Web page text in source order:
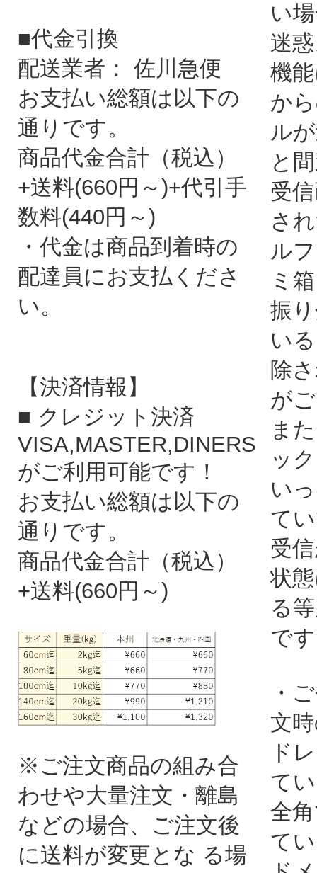
■代金引換
配送業者： 佐川急便
お支払い総額は以下の
通りです。
商品代金合計（税込）
+送料(660円～)+代引手
数料(440円～)
・代金は商品到着時の
配達員にお支払くださ
い。
【決済情報】
■ クレジット決済
VISA,MASTER,DINERS
がご利用可能です！
お支払い総額は以下の
通りです。
商品代金合計（税込）
+送料(660円～)
※ご注文商品の組み合
わせや大量注文・離島
などの場合、ご注文後
に送料が変更とな る場
い
迷
機
か
ル
と
受
さ
ル
ミ
振
い
除
が
ま
ッ
い
て
受
状
る
で
・
文
ド
て
全
て